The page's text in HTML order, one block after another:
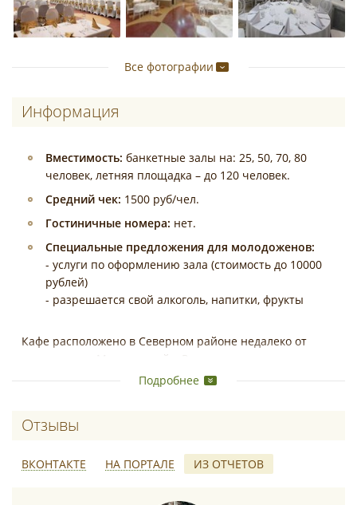
Информация
Вместимость: банкетные залы на: 25, 50, 70, 80
человек, летняя площадка – до 120 человек.
Средний чек: 1500 руб/чел.
Гостиничные номера: нет.
Специальные предложения для молодоженов:
- услуги по оформлению зала (стоимость до 10000
рублей)
- разрешается свой алкоголь, напитки, фрукты
Кафе расположено в Северном районе недалеко от
универсама «Молодежный». Располагает несколькими
залами и летними площадками.
Подробнее
Все фотографии
Отзывы о У Мельника
ВКОНТАКТЕ НА ПОРТАЛЕ ИЗ ОТЧЕТОВ